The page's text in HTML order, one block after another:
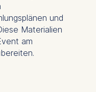
und
Materialien
am